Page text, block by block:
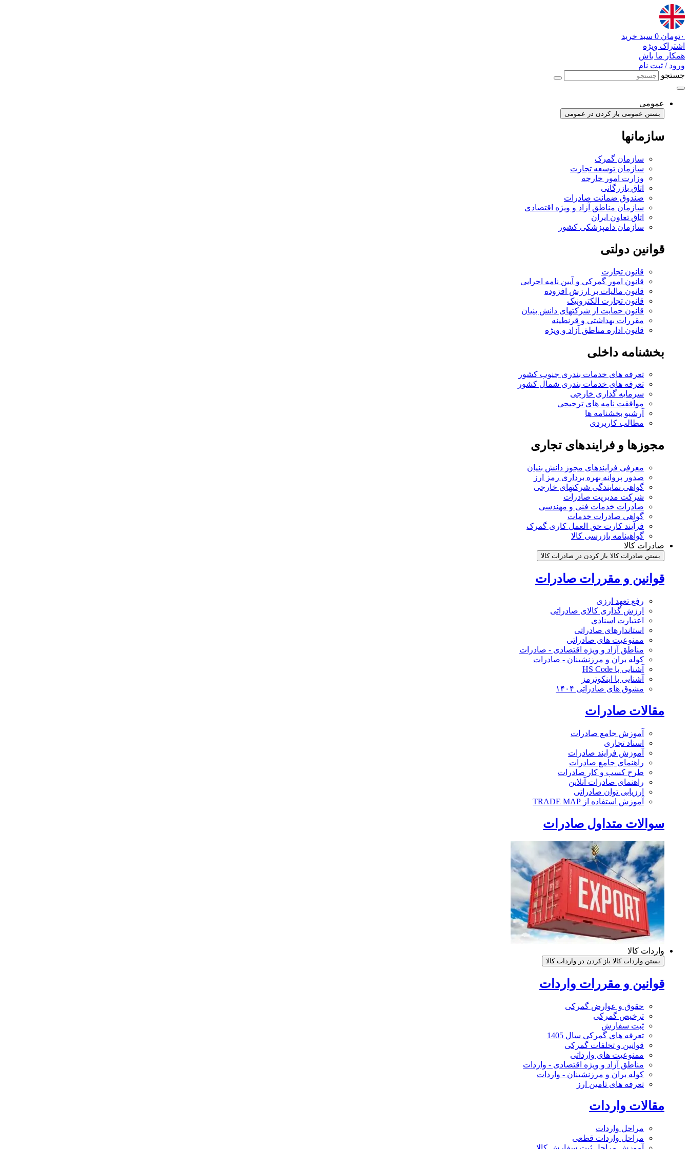
پرش
به
محتوا
۰تومان 0 سبد خرید
اشتراک ویژه
همکار ما باش
ورود / ثبت نام
جستجو
عمومی
بستن عمومی باز کردن در عمومی
سازمانها
سازمان گمرک
سازمان توسعه تجارت
وزارت امور خارجه
اتاق بازرگانی
صندوق ضمانت صادرات
سازمان مناطق آزاد و ویژه اقتصادی
اتاق تعاون ایران
سازمان دامپزشکی کشور
قوانین دولتی
قانون تجارت
قانون امور گمرکی و آیین نامه اجرایی
قانون مالیات بر ارزش افزوده
قانون تجارت الکترونیک
قانون حمایت از شرکتهای دانش بنیان
مقررات بهداشتی و قرنطینه
قانون اداره مناطق آزاد و ویژه
بخشنامه داخلی
تعرفه های خدمات بندری جنوب کشور
تعرفه های خدمات بندری شمال کشور
سرمایه گذاری خارجی
موافقت نامه های ترجیحی
آرشیو بخشنامه ها
مطالب کاربردی
مجوزها و فرایندهای تجاری
معرفی فرایندهای مجوز دانش بنیان
صدور پروانه بهره برداری رمز ارز
گواهی نمایندگی شرکتهای خارجی
شرکت مدیریت صادرات
صادرات خدمات فنی و مهندسی
گواهی صادرات خدمات
فرآیند کارت حق العمل کاری گمرک
گواهینامه بازرسی کالا
صادرات کالا
بستن صادرات کالا باز کردن در صادرات کالا
قوانین و مقررات صادرات
رفع تعهد ارزی
ارزش گذاری کالای صادراتی
اعتبارت اسنادی
استاندارهای صادراتی
ممنوعیت های صادراتی
مناطق آزاد و ویژه اقتصادی - صادرات
کوله بران و مرزنشینان - صادرات
آشنایی با HS Code
آشنایی با اینکوترمز
مشوق های صادراتی ۱۴۰۴
مقالات صادرات
آموزش جامع صادرات
اسناد تجاری
آموزش فرایند صادرات
راهنمای جامع صادرات
طرح کسب و کار صادرات
راهنمای صادرات آنلاین
ارزیابی توان صادراتی
آموزش استفاده از TRADE MAP
سوالات متداول صادرات
واردات کالا
بستن واردات کالا باز کردن در واردات کالا
قوانین و مقررات واردات
حقوق و عوارض گمرکی
ترخیص گمرکی
ثبت سفارش
تعرفه های گمرکی سال 1405
قوانین و تخلفات گمرکی
ممنوعیت های وارداتی
مناطق آزاد و ویژه اقتصادی - واردات
کوله بران و مرزنشینان - واردات
تعرفه های تامین ارز
مقالات واردات
مراحل واردات
مراحل واردات قطعی